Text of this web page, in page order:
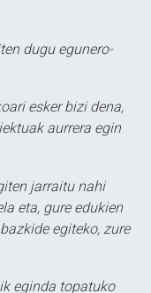
dugu egunero-
esker bizi dena,
aurrera egin
jarraitu nahi
eta, gure edukien
egiteko, zure
eginda topatuko